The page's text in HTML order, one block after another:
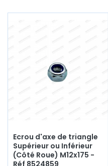
Ecrou d'axe de triangle
Supérieur ou Inférieur
(Côté Roue) M12x175 -